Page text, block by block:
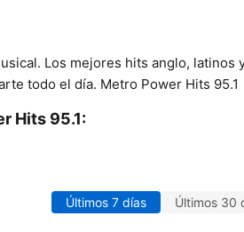
Los mejores hits anglo, latinos
todo el día. Metro Power Hits 95.1
Hits 95.1:
Últimos 7 días Últimos 30